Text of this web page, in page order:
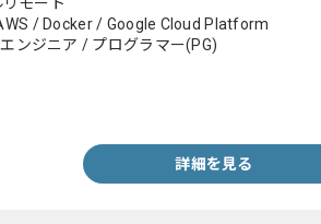
/ Docker / Google Cloud Platform
ンジニア / プログラマー(PG)
詳細を見る